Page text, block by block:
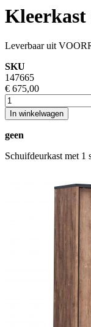
Kleerkast
Leverbaar uit
SKU
147665
€ 675,00
In winkelwagen
geen
Schuifdeurkast met 1